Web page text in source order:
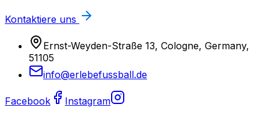
Kontaktiere uns
Ernst-Weyden-Straße 13, Cologne, Germany,
51105
info@erlebefussball.de
Facebook
Instagram